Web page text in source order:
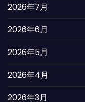
2026年7月
2026年6月
2026年5月
2026年4月
2026年3月